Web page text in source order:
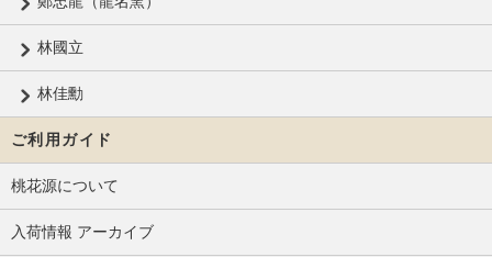
林國立
林佳勳
ご利用ガイド
桃花源について
入荷情報 アーカイブ